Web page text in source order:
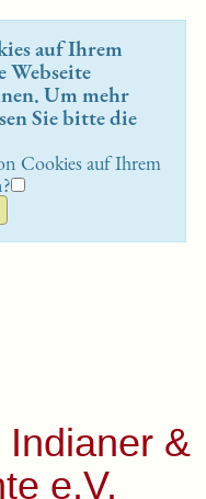
auf Ihrem
Webseite
Um mehr
Sie bitte die
Cookies auf Ihrem
&
e.V.